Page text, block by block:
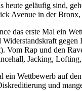
heute geläufig sind,
Avenue in der
das erste Mal ein
Vom Rap und den
Jacking,
ein Wettbewerb auf
und